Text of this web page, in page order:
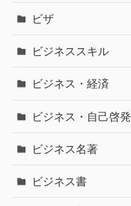
ビザ
ビジネススキル
ビジネス・経済
ビジネス・自己啓発
ビジネス名著
ビジネス書